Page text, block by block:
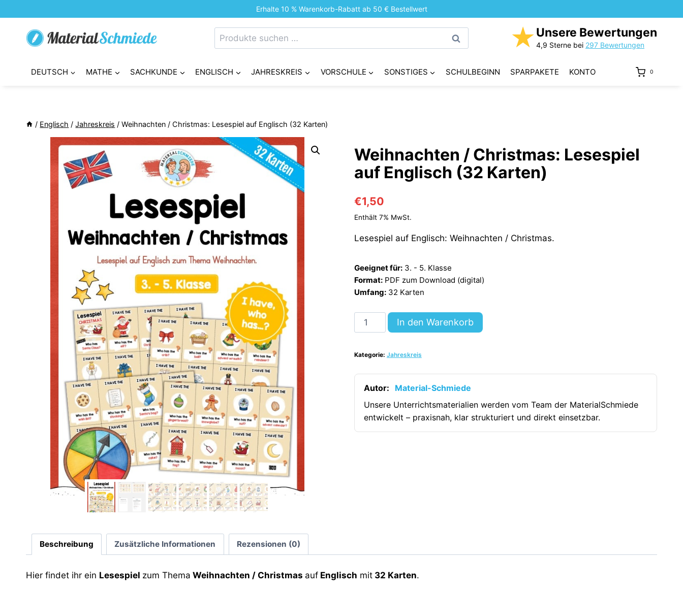
Inhalt
springen
Erhalte 10 % Warenkorb-Rabatt ab 50 € Bestellwert
Suchen
nach:
Suchen ★ Unsere Bewertungen
4,9 Sterne bei 297 Bewertungen
DEUTSCH MATHE SACHKUNDE ENGLISCH JAHRESKREIS VORSCHULE SONSTIGES SCHULBEGINN SPARPAKETE KONTO 0
/ Englisch / Jahreskreis / Weihnachten / Christmas: Lesespiel auf Englisch (32 Karten)
Weihnachten / Christmas: Lesespiel
auf Englisch (32 Karten)
€1,50
Enthält 7% MwSt.
Lesespiel auf Englisch: Weihnachten / Christmas.
Geeignet für: 3. - 5. Klasse
Format: PDF zum Download (digital)
Umfang: 32 Karten
Weihnachten
/
Lesespiel
auf
Englisch
(32
Karten)
[Digital]
In den Warenkorb
Kategorie: Jahreskreis
Autor:
Material-Schmiede
Unsere Unterrichtsmaterialien werden vom Team der MaterialSchmiede
entwickelt – praxisnah, klar strukturiert und direkt einsetzbar.
Beschreibung Zusätzliche Informationen Rezensionen (0)
Hier findet ihr ein Lesespiel zum Thema Weihnachten / Christmas auf Englisch mit 32 Karten.